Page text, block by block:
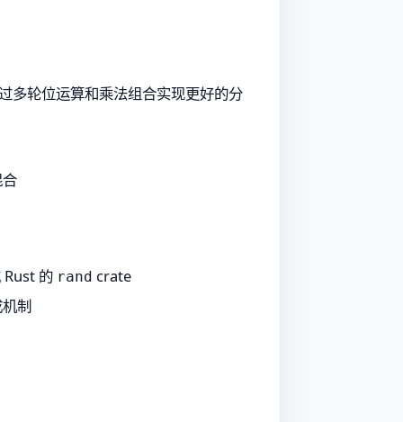
轮位运算和乘法组合实现更好的分
的 rand crate
制